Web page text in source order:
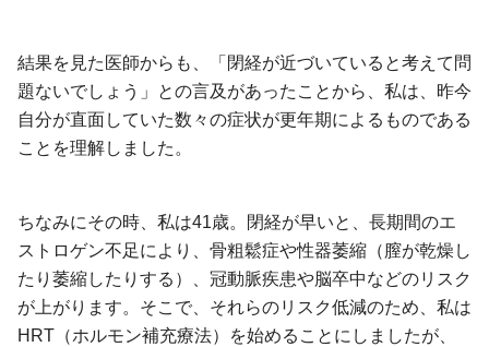
結果を見た医師からも、「閉経が近づいていると考えて問
題ないでしょう」との言及があったことから、私は、昨今
自分が直面していた数々の症状が更年期によるものである
ことを理解しました。
ちなみにその時、私は41歳。閉経が早いと、長期間のエ
ストロゲン不足により、骨粗鬆症や性器萎縮（膣が乾燥し
たり萎縮したりする）、冠動脈疾患や脳卒中などのリスク
が上がります。そこで、それらのリスク低減のため、私は
HRT（ホルモン補充療法）を始めることにしましたが、